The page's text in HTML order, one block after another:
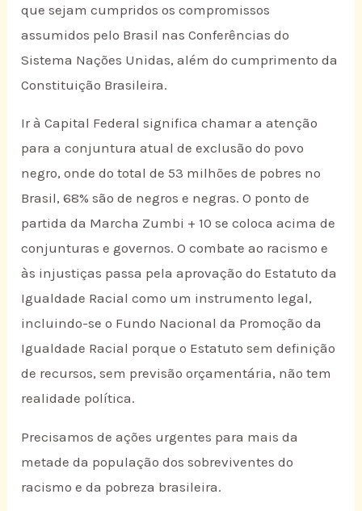
que sejam cumpridos os compromissos
assumidos pelo Brasil nas Conferências do
Sistema Nações Unidas, além do cumprimento da
Constituição Brasileira.
Ir à Capital Federal significa chamar a atenção
para a conjuntura atual de exclusão do povo
negro, onde do total de 53 milhões de pobres no
Brasil, 68% são de negros e negras. O ponto de
partida da Marcha Zumbi + 10 se coloca acima de
conjunturas e governos. O combate ao racismo e
às injustiças passa pela aprovação do Estatuto da
Igualdade Racial como um instrumento legal,
incluindo-se o Fundo Nacional da Promoção da
Igualdade Racial porque o Estatuto sem definição
de recursos, sem previsão orçamentária, não tem
realidade política.
Precisamos de ações urgentes para mais da
metade da população dos sobreviventes do
racismo e da pobreza brasileira.